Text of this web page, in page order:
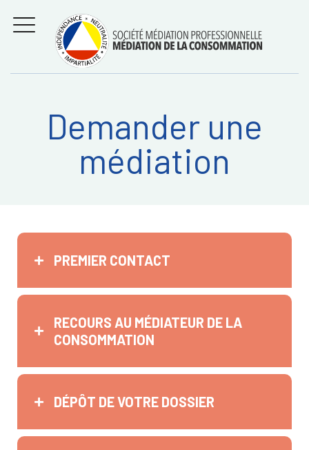
Régler les litiges
entre
consommateurs et
professionnels avec
la médiation de la
consommation
MENU
Recherche
Demander une
médiation
PREMIER CONTACT
RECOURS AU MÉDIATEUR DE LA
CONSOMMATION
DÉPÔT DE VOTRE DOSSIER